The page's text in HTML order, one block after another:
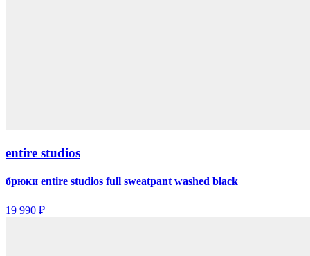
entire studios
брюки entire studios full sweatpant washed black
19 990 ₽